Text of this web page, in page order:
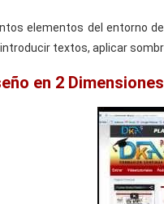
elementos del entorno
textos, aplicar
en 2